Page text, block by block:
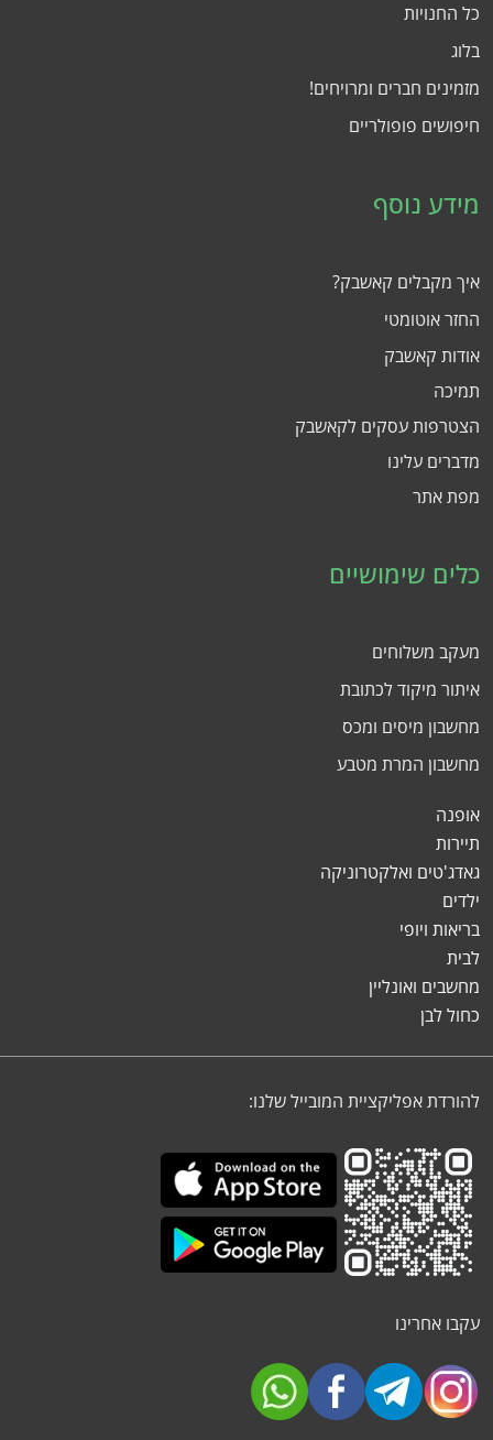
כל החנויות
בלוג
מזמינים חברים ומרויחים!
חיפושים פופולריים
מידע נוסף
איך מקבלים קאשבק?
החזר אוטומטי
אודות קאשבק
תמיכה
הצטרפות עסקים לקאשבק
מדברים עלינו
מפת אתר
כלים שימושיים
מעקב משלוחים
איתור מיקוד לכתובת
מחשבון מיסים ומכס
מחשבון המרת מטבע
אופנה
תיירות
גאדג'טים ואלקטרוניקה
ילדים
בריאות ויופי
לבית
מחשבים ואונליין
כחול לבן
להורדת אפליקציית המובייל שלנו:
עקבו אחרינו